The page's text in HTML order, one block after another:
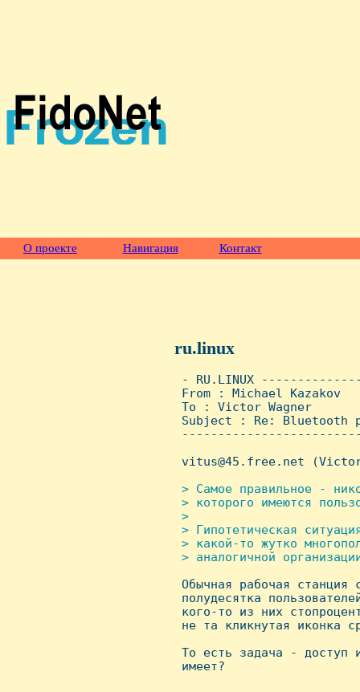
О проекте Навигация Контакт
ru.linux
- RU.LINUX
From : Michael
To : Victor Wagner
Subject : Re: Bluetooth
vitus@45.free.net
> Самое правильное -
> которого имеются
>
> Гипотетическая
> какой-то жутко
> аналогичной
Обычная рабочая станция
полудесятка
кого-то из них
не та кликнутая иконка
То есть задача - доступ
имеет?